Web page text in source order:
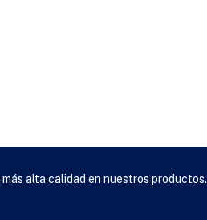
alta calidad en nuestros productos.